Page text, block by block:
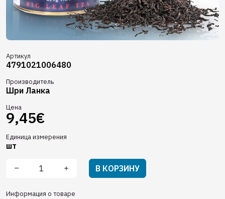
Артикул
4791021006480
Производитель
Шри Ланка
Цена
9,45€
Единица измерения
шт
В КОРЗИНУ
Информация о товаре